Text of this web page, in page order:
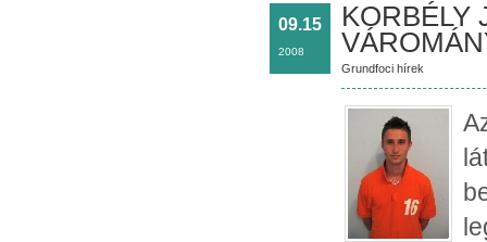
09.15
2008
KORBÉLY
Grundfoci hírek